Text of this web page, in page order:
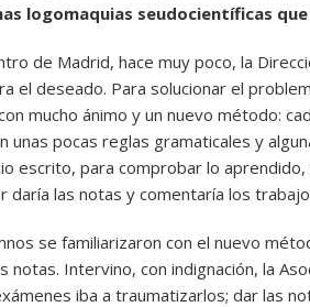
logomaquias seudocientíficas
de Madrid, hace muy poco, la
el deseado. Para solucionar el
mucho ánimo y un nuevo método:
unas pocas reglas gramaticales y
escrito, para comprobar lo aprendido,
daría las notas y comentaría los
se familiarizaron con el nuevo
notas. Intervino, con indignación, la
iba a traumatizarlos; dar las